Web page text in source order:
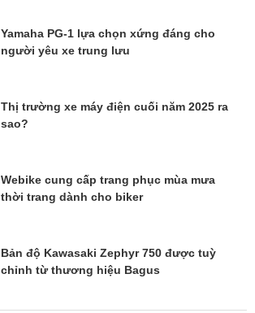
Yamaha PG-1 lựa chọn xứng đáng cho
người yêu xe trung lưu
Thị trường xe máy điện cuối năm 2025 ra
sao?
Webike cung cấp trang phục mùa mưa
thời trang dành cho biker
Bản độ Kawasaki Zephyr 750 được tuỳ
chỉnh từ thương hiệu Bagus